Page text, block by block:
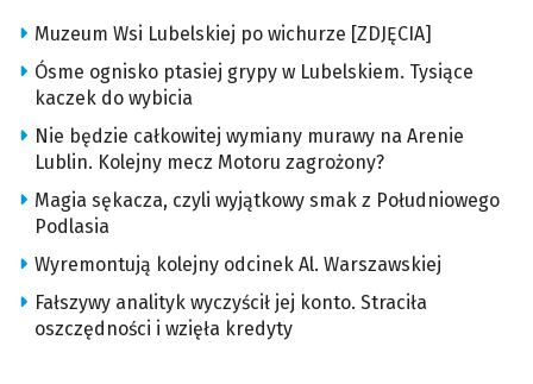
Muzeum Wsi Lubelskiej po wichurze [ZDJĘCIA]
Ósme ognisko ptasiej grypy w Lubelskiem. Tysiące
kaczek do wybicia
Nie będzie całkowitej wymiany murawy na Arenie
Lublin. Kolejny mecz Motoru zagrożony?
Magia sękacza, czyli wyjątkowy smak z Południowego
Podlasia
Wyremontują kolejny odcinek Al. Warszawskiej
Fałszywy analityk wyczyścił jej konto. Straciła
oszczędności i wzięła kredyty